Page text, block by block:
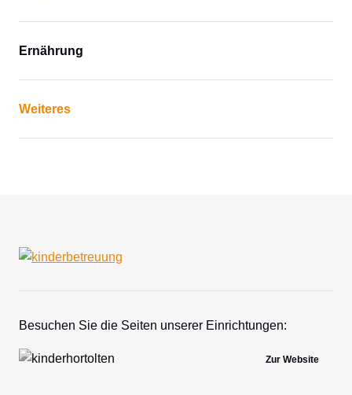
Ernährung
Weiteres
Besuchen Sie die Seiten unserer Einrichtungen:
Zur Website